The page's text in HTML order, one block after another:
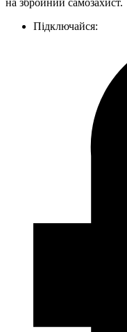
на збройний самозахист.
Підключайся: